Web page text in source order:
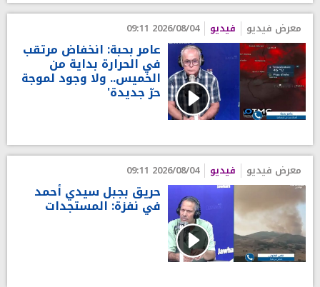
معرض فيديو فيديو 2026/08/04 09:11
عامر بحبة: انخفاض مرتقب
في الحرارة بداية من
الخميس.. ولا وجود لموجة
حرّ جديدة'
معرض فيديو فيديو 2026/08/04 09:11
حريق بجبل سيدي أحمد
في نفزة: المستجدات